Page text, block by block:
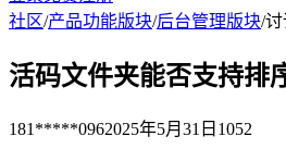
社区/产品功能版块/后台管理版块/讨
活码文件夹能否支持排
181*****0962025年5月31日 1052